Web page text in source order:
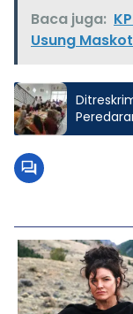
Baca juga:
Usung